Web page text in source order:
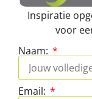
Inspiratie
voor
Naam:
Email: